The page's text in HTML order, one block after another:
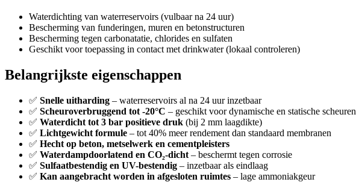
Waterdichting van waterreservoirs (vulbaar na 24 uur)
Bescherming van funderingen, muren en betonstructuren
Bescherming tegen carbonatatie, chlorides en sulfaten
Geschikt voor toepassing in contact met drinkwater (lokaal controleren)
Belangrijkste eigenschappen
✅ Snelle uitharding – waterreservoirs al na 24 uur inzetbaar
✅ Scheuroverbruggend tot -20°C – geschikt voor dynamische en statische scheuren
✅ Waterdicht tot 3 bar positieve druk (bij 2 mm laagdikte)
✅ Lichtgewicht formule – tot 40% meer rendement dan standaard membranen
✅ Hecht op beton, metselwerk en cementpleisters
✅ Waterdampdoorlatend en CO₂-dicht – beschermt tegen corrosie
✅ Sulfaatbestendig en UV-bestendig – inzetbaar als eindlaag
✅ Kan aangebracht worden in afgesloten ruimtes – lage ammoniakgeur